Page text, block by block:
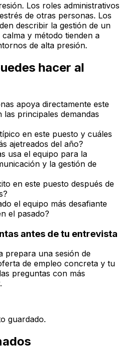
Los roles administrativos
de otras personas. Los
describir la gestión de un
y método tienden a
de alta presión.
hacer al
apoya directamente este
principales demandas
en este puesto y cuáles
ajetreados del año?
usa el equipo para la
y la gestión de
en este puesto después de
el equipo más desafiante
el pasado?
antes de tu entrevista
prepara una sesión de
de empleo concreta y tu
preguntas con más
guardado.